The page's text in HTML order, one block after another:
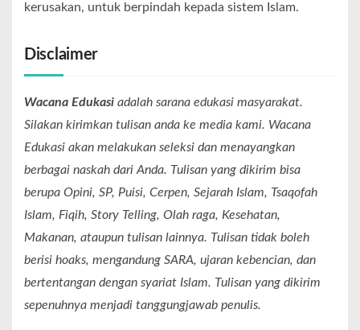
kerusakan, untuk berpindah kepada sistem Islam.
Disclaimer
Wacana Edukasi adalah sarana edukasi masyarakat.
Silakan kirimkan tulisan anda ke media kami. Wacana
Edukasi akan melakukan seleksi dan menayangkan
berbagai naskah dari Anda. Tulisan yang dikirim bisa
berupa Opini, SP, Puisi, Cerpen, Sejarah Islam, Tsaqofah
Islam, Fiqih, Story Telling, Olah raga, Kesehatan,
Makanan, ataupun tulisan lainnya. Tulisan tidak boleh
berisi hoaks, mengandung SARA, ujaran kebencian, dan
bertentangan dengan syariat Islam. Tulisan yang dikirim
sepenuhnya menjadi tanggungjawab penulis.